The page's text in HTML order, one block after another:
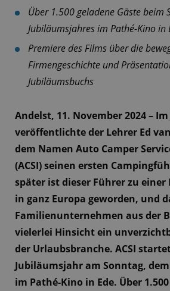
Über 1.500 geladene Gäste beim
Jubiläumsjahres im Pathé-Kino in
Premiere des Films über die
Firmengeschichte und
Jubiläumsbuchs
Andelst, 11. November 2024 – Im
veröffentlichte der Lehrer Ed
dem Namen Auto Camper
(ACSI) seinen ersten
später ist dieser Führer zu einer
in ganz Europa geworden, und
Familienunternehmen aus der
vielerlei Hinsicht ein
der Urlaubsbranche. ACSI
Jubiläumsjahr am Sonntag,
im Pathé-Kino in Ede. Über